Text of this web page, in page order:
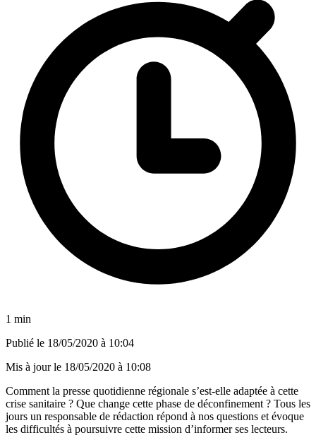
1 min
Publié le 18/05/2020 à 10:04
Mis à jour le 18/05/2020 à 10:08
Comment la presse quotidienne régionale s’est-elle adaptée à cette
crise sanitaire ? Que change cette phase de déconfinement ? Tous les
jours un responsable de rédaction répond à nos questions et évoque
les difficultés à poursuivre cette mission d’informer ses lecteurs.